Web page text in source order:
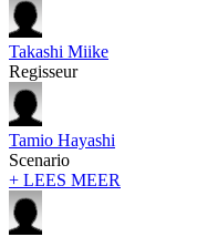
Takashi Miike
Regisseur
Tamio Hayashi
Scenario
+ LEES MEER